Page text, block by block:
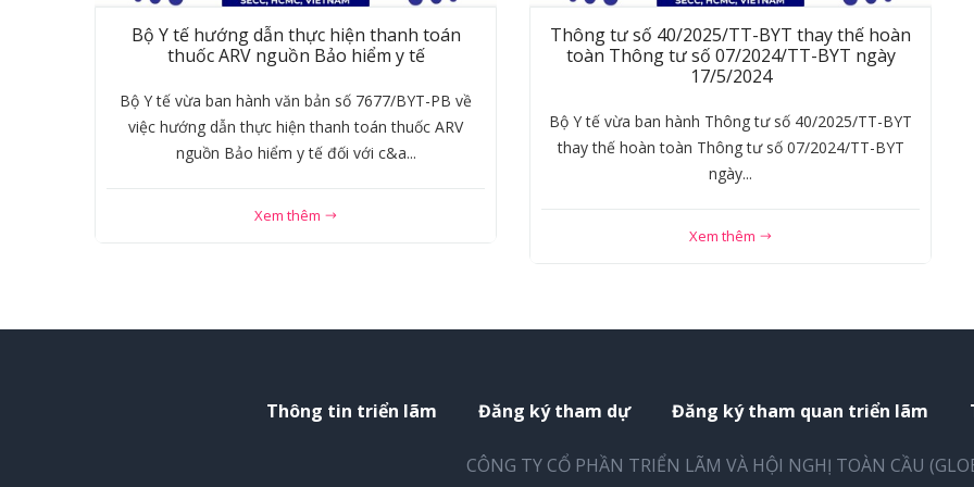
Bộ Y tế hướng dẫn thực hiện thanh toán
thuốc ARV nguồn Bảo hiểm y tế
Bộ Y tế vừa ban hành văn bản số 7677/BYT-PB về
việc hướng dẫn thực hiện thanh toán thuốc ARV
nguồn Bảo hiểm y tế đối với c&a...
Xem thêm
Thông tư số 40/2025/TT-BYT thay thế hoàn
toàn Thông tư số 07/2024/TT-BYT ngày
17/5/2024
Bộ Y tế vừa ban hành Thông tư số 40/2025/TT-BYT
thay thế hoàn toàn Thông tư số 07/2024/TT-BYT
ngày...
Xem thêm
Thông tin triển lãm Đăng ký tham dự Đăng ký tham quan triển lãm
CÔNG TY CỔ PHẦN TRIỂN LÃM VÀ HỘI NGHỊ TOÀN CẦU